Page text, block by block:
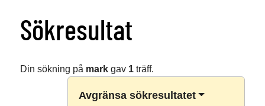
Sökresultat
Din sökning på markgav 1träff.
Avgränsa sökresultatet